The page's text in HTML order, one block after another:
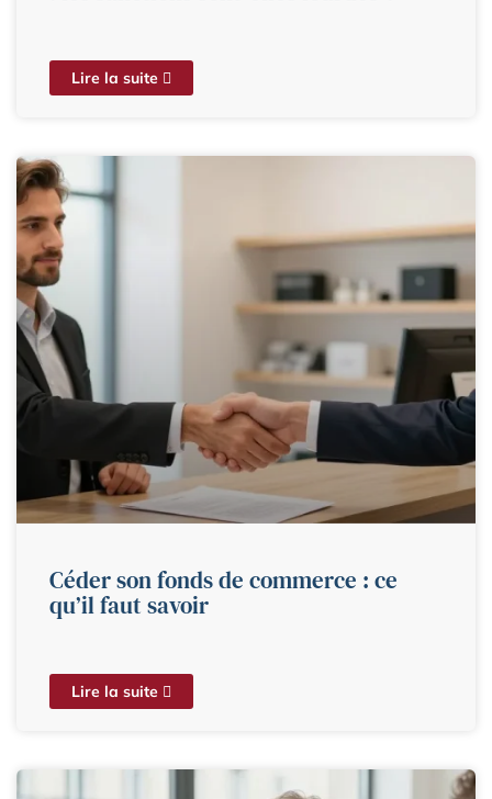
Lire la suite
Céder son fonds de commerce : ce
qu’il faut savoir
Lire la suite